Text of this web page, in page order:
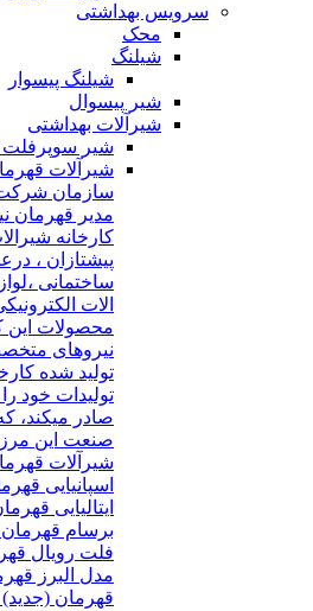
سرویس بهداشتی
محک
شیلنگ
شیلنگ پیسوار
شیر پیسوال
شیرآلات بهداشتی
شیر سوپرفلت
شیرآلات
سازمان شرکت
کارخانه
پیشتازان ،
ساختمانی
الات
محصولات این
نیروهای
تولید شده
صادر میکند،
صنعت این مرز
شیرآلات
اسپانیایی
ایتالیایی
برسام
فلت رویال
مدل البرز
قهرمان